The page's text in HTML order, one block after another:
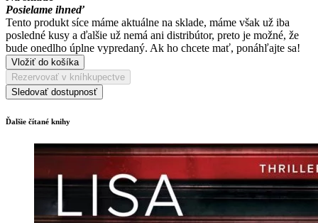
Posielame ihneď
Tento produkt síce máme aktuálne na sklade, máme však už iba
posledné kusy a ďalšie už nemá ani distribútor, preto je možné, že
bude onedlho úplne vypredaný. Ak ho chcete mať, ponáhľajte sa!
Vložiť do košíka
Rezervovať v kníhkupectve
Sledovať dostupnosť
Ďalšie čítané knihy